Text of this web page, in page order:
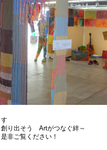
り出そう Artがつなぐ絆～
非ご覧ください！